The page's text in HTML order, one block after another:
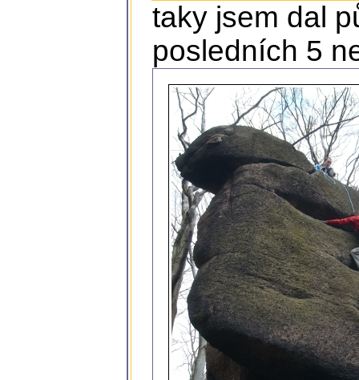
taky jsem dal
posledních 5